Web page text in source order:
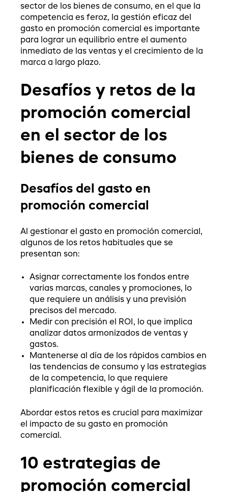
sector de los bienes de consumo, en el que la
competencia es feroz, la gestión eficaz del
gasto en promoción comercial es importante
para lograr un equilibrio entre el aumento
inmediato de las ventas y el crecimiento de la
marca a largo plazo.
Desafíos y retos de la
promoción comercial
en el sector de los
bienes de consumo
Desafíos del gasto en
promoción comercial
Al gestionar el gasto en promoción comercial,
algunos de los retos habituales que se
presentan son:
Asignar correctamente los fondos entre
varias marcas, canales y promociones, lo
que requiere un análisis y una previsión
precisos del mercado.
Medir con precisión el ROI, lo que implica
analizar datos armonizados de ventas y
gastos.
Mantenerse al día de los rápidos cambios en
las tendencias de consumo y las estrategias
de la competencia, lo que requiere
planificación flexible y ágil de la promoción.
Abordar estos retos es crucial para maximizar
el impacto de su gasto en promoción
comercial.
10 estrategias de
promoción comercial